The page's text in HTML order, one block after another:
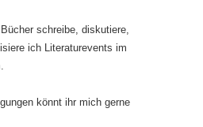
schreibe, diskutiere,
ich Literaturevents im
könnt ihr mich gerne